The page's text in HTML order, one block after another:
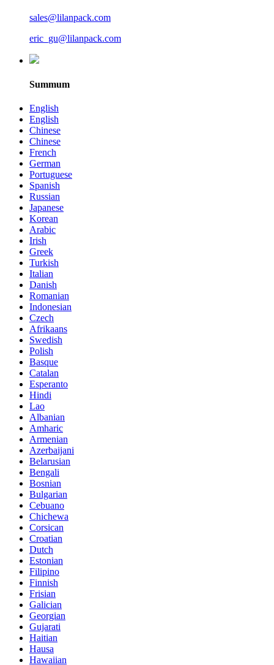
sales@lilanpack.com
eric_gu@lilanpack.com
Summum
English
English
Chinese
Chinese
French
German
Portuguese
Spanish
Russian
Japanese
Korean
Arabic
Irish
Greek
Turkish
Italian
Danish
Romanian
Indonesian
Czech
Afrikaans
Swedish
Polish
Basque
Catalan
Esperanto
Hindi
Lao
Albanian
Amharic
Armenian
Azerbaijani
Belarusian
Bengali
Bosnian
Bulgarian
Cebuano
Chichewa
Corsican
Croatian
Dutch
Estonian
Filipino
Finnish
Frisian
Galician
Georgian
Gujarati
Haitian
Hausa
Hawaiian